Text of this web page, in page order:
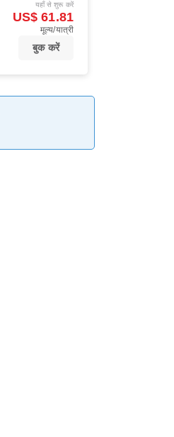
यहाँ से शुरू करें
US$ 61.81
मूल्य/यात्री
बुक करें